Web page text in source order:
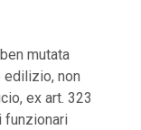
mutata
non
ex art. 323
funzionari